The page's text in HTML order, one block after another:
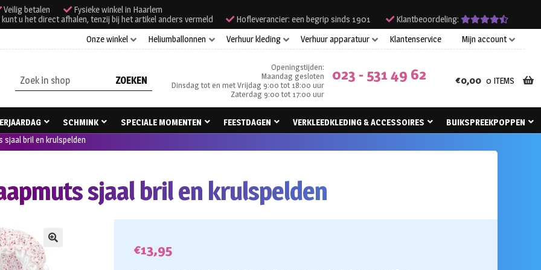
Veilig betalen
Fysieke winkel in Haarlem
u het direct afhalen, tenzij bij het artikel anders vermeld
Hofleverancier: een begrip sinds 1901
Klantbeoordeling:
Onze winkel
Heliumballonnen Verhuur kleding Verhuur apparatuur Klantenservice Mijn account
Zoeken
naar:
Openingstijden:
Maandag gesloten
Dinsdag tot en met Vrijdag 9:00 tot 18:00 uur
Zaterdag 9:00 tot 17:00 uur
023 - 531 49 62 €0,00 0 ITEMS
SCHMINK SPECIALE MOMENTEN FEESTDAGEN VERKLEEDKLEDING & ACCESSOIRES
BUIKSPREEKPOPPEN
sjaal bril en krulspelden
sjaal bril en krulspelden
€13,95